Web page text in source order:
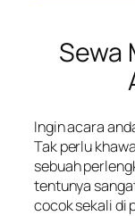
Sewa
Ingin acara
Tak perlu
sebuah
tentunya
cocok sekali di